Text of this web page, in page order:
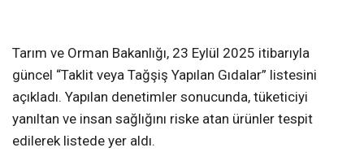
Tarım ve Orman Bakanlığı, 23 Eylül 2025 itibarıyla
güncel “Taklit veya Tağşiş Yapılan Gıdalar” listesini
açıkladı. Yapılan denetimler sonucunda, tüketiciyi
yanıltan ve insan sağlığını riske atan ürünler tespit
edilerek listede yer aldı.